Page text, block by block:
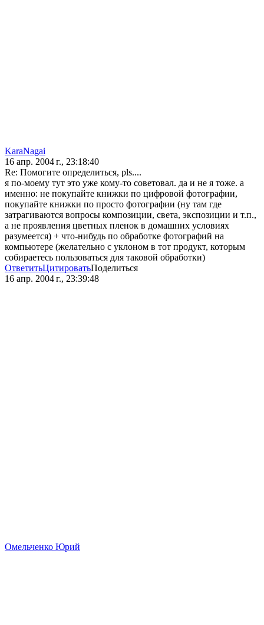
KaraNagai
16 апр. 2004 г., 23:18:40
Re: Помогите определиться, pls....
я по-моему тут это уже кому-то советовал. да и не я тоже. а
именно: не покупайте книжки по цифровой фотографии,
покупайте книжки по просто фотографии (ну там где
затрагиваются вопросы композиции, света, экспозиции и т.п.,
а не проявления цветных пленок в домашних условиях
разумеется) + что-нибудь по обработке фотографий на
компьютере (желательно с уклоном в тот продукт, которым
собираетесь пользоваться для таковой обработки)
ОтветитьЦитироватьПоделиться
16 апр. 2004 г., 23:39:48
Омельченко Юрий